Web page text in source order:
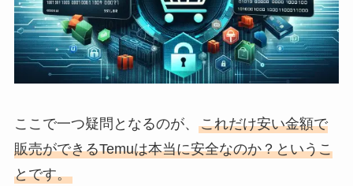
ここで一つ疑問となるのが、 これだけ安い金額で
販売ができるTemuは本当に安全なのか？というこ
とです。